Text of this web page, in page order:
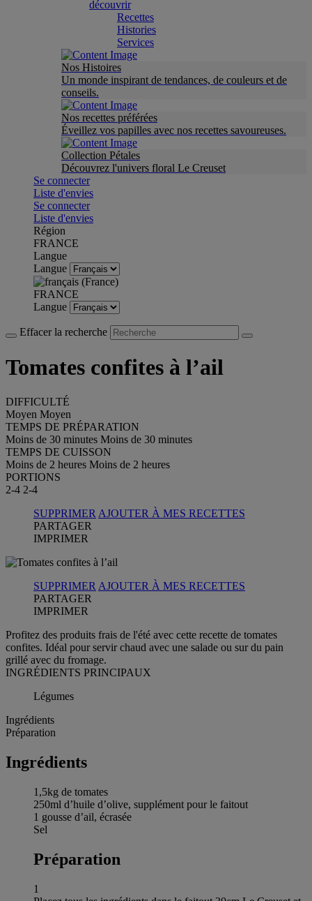
découvrir
Recettes
Histories
Services
Nos Histoires
Un monde inspirant de tendances, de couleurs et de
conseils.
Nos recettes préférées
Éveillez vos papilles avec nos recettes savoureuses.
Collection Pétales
Découvrez l'univers floral Le Creuset
Se connecter
Liste d'envies
Se connecter
Liste d'envies
Région
FRANCE
Langue
Langue
FRANCE
Langue
Effacer la recherche
Tomates confites à l’ail
DIFFICULTÉ
Moyen Moyen
TEMPS DE PRÉPARATION
Moins de 30 minutes Moins de 30 minutes
TEMPS DE CUISSON
Moins de 2 heures Moins de 2 heures
PORTIONS
2-4 2-4
SUPPRIMER AJOUTER À MES RECETTES
PARTAGER
IMPRIMER
SUPPRIMER AJOUTER À MES RECETTES
PARTAGER
IMPRIMER
Profitez des produits frais de l'été avec cette recette de tomates
confites. Idéal pour servir chaud avec une salade ou sur du pain
grillé avec du fromage.
INGRÉDIENTS PRINCIPAUX
Légumes
Ingrédients
Préparation
Ingrédients
1,5kg de tomates
250ml d’huile d’olive, supplément pour le faitout
1 gousse d’ail, écrasée
Sel
Préparation
1